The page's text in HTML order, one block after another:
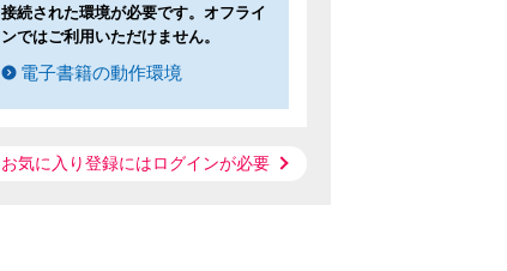
接続された環境が必要です。オフライ
ンではご利用いただけません。
電子書籍の動作環境
お気に入り登録にはログインが必要